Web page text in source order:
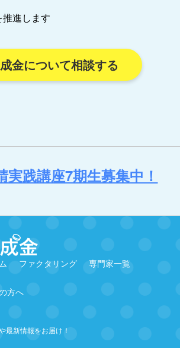
進します
金について相談する
実践講座7期生募集中！
ファクタリング
専門家一覧
方へ
最新情報をお届け！